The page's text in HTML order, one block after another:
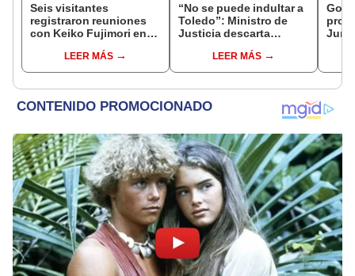
Seis visitantes
registraron reuniones
con Keiko Fujimori en
presidenta se
encontraba en Junín
LEER MÁS
“No se puede indultar a
Toledo”: Ministro de
Justicia descarta
exmandatario
LEER MÁS